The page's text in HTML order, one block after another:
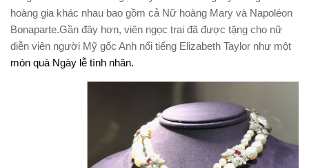
hoàng gia khác nhau bao gồm cả Nữ hoàng Mary và Napoléon
Bonaparte.Gần đây hơn, viên ngọc trai đã được tặng cho nữ
diễn viên người Mỹ gốc Anh nổi tiếng Elizabeth Taylor như một
món quà Ngày lễ tình nhân.